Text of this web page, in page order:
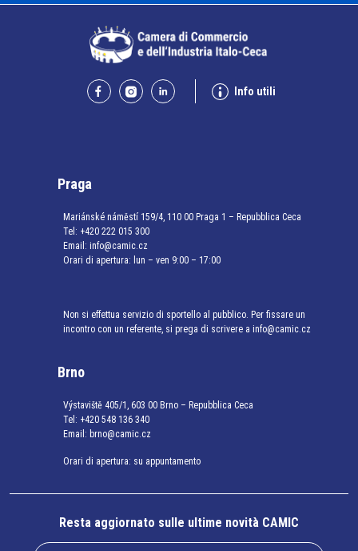
Info utili
Praga
Mariánské náměstí 159/4, 110 00 Praga 1 – Repubblica Ceca
Tel: +420 222 015 300
Email: info@camic.cz
Orari di apertura: lun – ven 9:00 – 17:00
Non si effettua servizio di sportello al pubblico. Per fissare un
incontro con un referente, si prega di scrivere a info@camic.cz
Brno
Výstaviště 405/1, 603 00 Brno – Repubblica Ceca
Tel: +420 548 136 340
Email: brno@camic.cz
Orari di apertura: su appuntamento
Resta aggiornato sulle ultime novità CAMIC